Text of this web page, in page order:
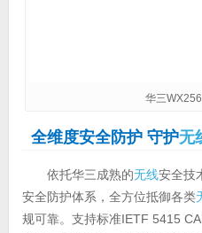
华三
全维度安全防护 守护无
依托华三成熟的无线安全技
安全防护体系，全方位抵御各类
规可靠。支持标准IETF 5415